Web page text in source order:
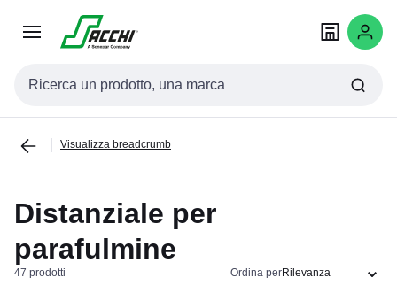
navigazionecontenuto
Cerca input
Visualizza breadcrumb
Distanziale per
parafulmine
47 prodotti Ordina per